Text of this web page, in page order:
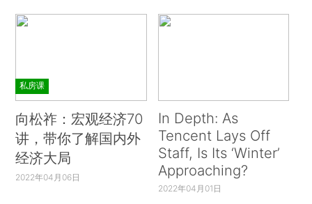
私房课
向松祚：宏观经济70
讲，带你了解国内外
经济大局
2022年04月06日
In Depth: As
Tencent Lays Off
Staff, Is Its ‘Winter’
Approaching?
2022年04月01日